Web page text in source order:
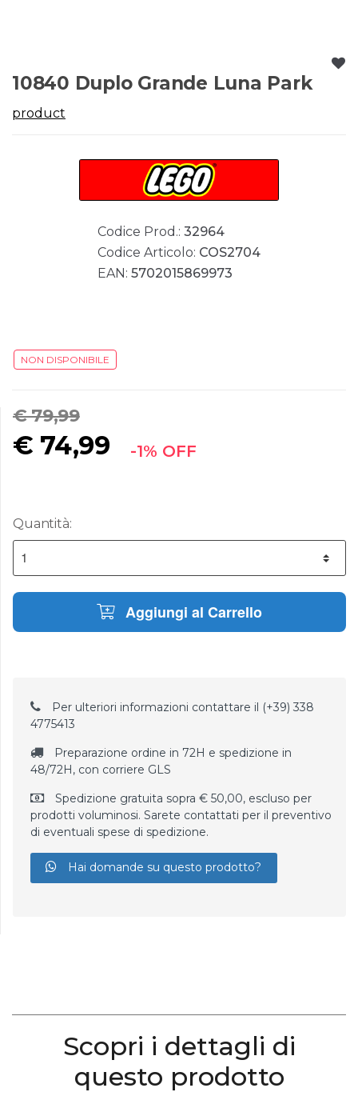
10840 Duplo Grande Luna Park
product
Codice Prod.: 32964
Codice Articolo: COS2704
EAN: 5702015869973
NON DISPONIBILE
€ 79,99
€ 74,99 -1% OFF
Quantità:
Aggiungi al Carrello
Per ulteriori informazioni contattare il (+39) 338
4775413
Preparazione ordine in 72H e spedizione in
48/72H, con corriere GLS
Spedizione gratuita sopra € 50,00, escluso per
prodotti voluminosi. Sarete contattati per il preventivo
di eventuali spese di spedizione.
Hai domande su questo prodotto?
Scopri i dettagli di
questo prodotto